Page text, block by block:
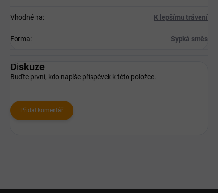
Vhodné na: K lepšímu trávení
Forma: Sypká směs
Diskuze
Buďte první, kdo napíše příspěvek k této položce.
Přidat komentář